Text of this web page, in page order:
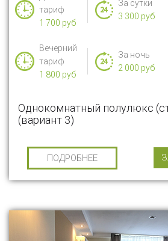
тариф
1 700 руб
За сутки
3 300 руб
Вечерний
тариф
1 800 руб
За ночь
2 000 руб
Однокомнатный полулюкс
(вариант 3)
ПОДРОБНЕЕ